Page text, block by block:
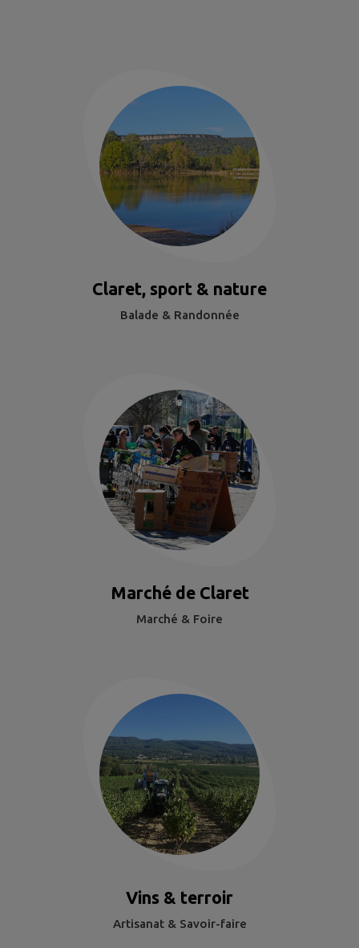
Claret, sport & nature
Balade & Randonnée
Marché de Claret
Marché & Foire
Vins & terroir
Artisanat & Savoir-faire